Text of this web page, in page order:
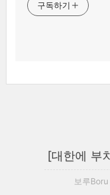
구독하기
[대한에 부
보루Boru